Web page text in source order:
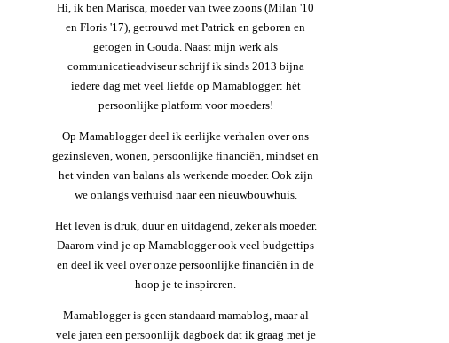
Hi, ik ben Marisca, moeder van twee zoons (Milan '10
en Floris '17), getrouwd met Patrick en geboren en
getogen in Gouda. Naast mijn werk als
communicatieadviseur schrijf ik sinds 2013 bijna
iedere dag met veel liefde op Mamablogger: hét
persoonlijke platform voor moeders!
Op Mamablogger deel ik eerlijke verhalen over ons
gezinsleven, wonen, persoonlijke financiën, mindset en
het vinden van balans als werkende moeder. Ook zijn
we onlangs verhuisd naar een nieuwbouwhuis.
Het leven is druk, duur en uitdagend, zeker als moeder.
Daarom vind je op Mamablogger ook veel budgettips
en deel ik veel over onze persoonlijke financiën in de
hoop je te inspireren.
Mamablogger is geen standaard mamablog, maar al
vele jaren een persoonlijk dagboek dat ik graag met je